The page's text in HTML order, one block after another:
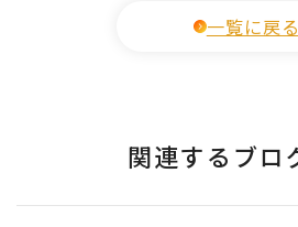
一覧に戻る
関連するブロ